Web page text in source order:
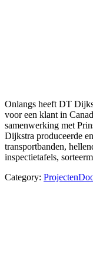
Onlangs heeft DT
voor een klant in
samenwerking met
Dijkstra produceerde
transportbanden,
inspectietafels,
Category: Projecten